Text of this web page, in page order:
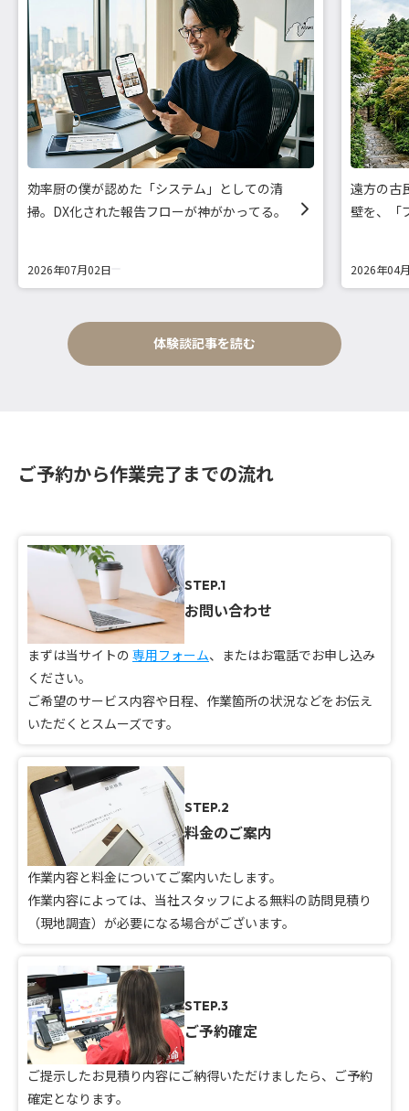
効率厨の僕が認めた「システム」としての清
掃。DX化された報告フローが神がかってる。
2026年07月02日
遠方の古
壁を、「
2026年04
体験談記事を読む
ご予約から作業完了までの流れ
STEP.1
お問い合わせ
まずは当サイトの 専用フォーム、またはお電話でお申し込み
ください。
ご希望のサービス内容や日程、作業箇所の状況などをお伝え
いただくとスムーズです。
STEP.2
料金のご案内
作業内容と料金についてご案内いたします。
作業内容によっては、当社スタッフによる無料の訪問見積り
（現地調査）が必要になる場合がございます。
STEP.3
ご予約確定
ご提示したお見積り内容にご納得いただけましたら、ご予約
確定となります。